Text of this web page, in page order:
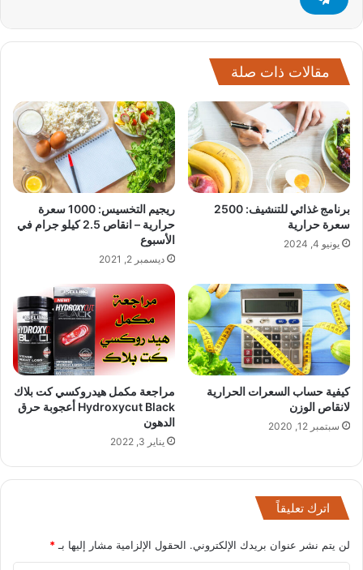
مقالات ذات صلة
برنامج غذائي للتنشيف: 2500
سعرة حرارية
يونيو 4, 2024
ريجيم التخسيس: 1000 سعرة
حرارية – انقاص 2.5 كيلو جرام في
الأسبوع
ديسمبر 2, 2021
كيفية حساب السعرات الحرارية
لانقاص الوزن
سبتمبر 12, 2020
مراجعة مكمل هيدروكسي كت بلاك
Hydroxycut Black أعجوبة حرق
الدهون
يناير 3, 2022
اترك تعليقاً
لن يتم نشر عنوان بريدك الإلكتروني. الحقول الإلزامية مشار إليها بـ *